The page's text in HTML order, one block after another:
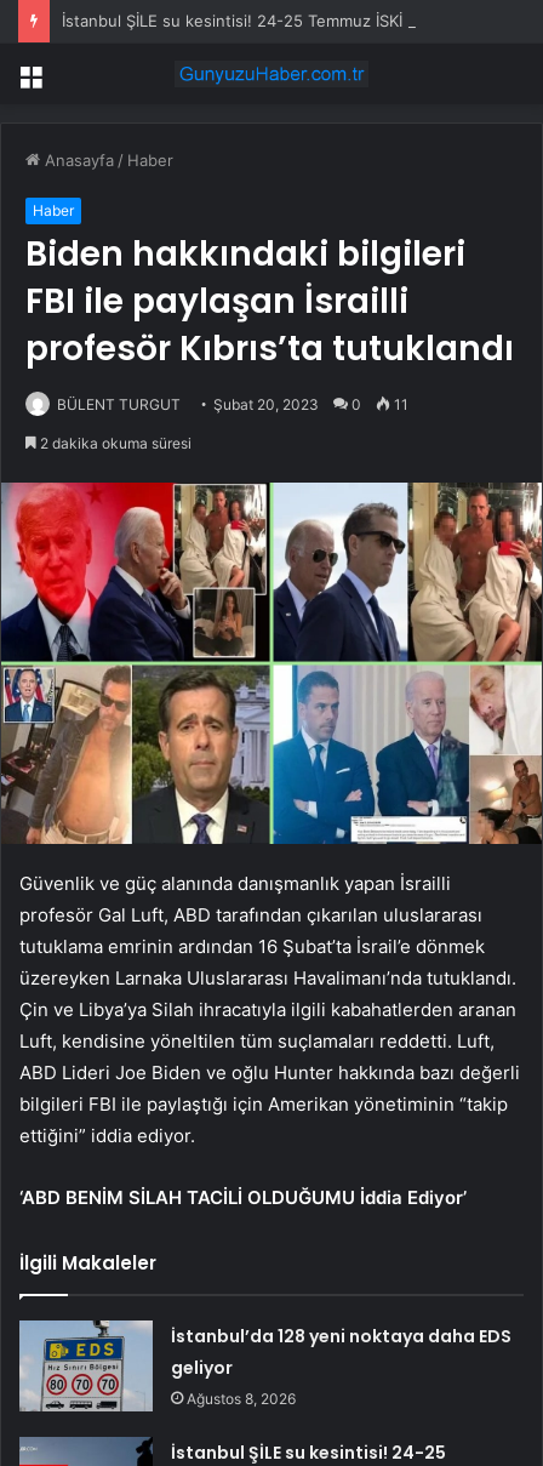
Menü
Anasayfa / Haber
Haber
Biden hakkındaki bilgileri
FBI ile paylaşan İsrailli
profesör Kıbrıs’ta tutuklandı
BÜLENT TURGUT Şubat 20, 2023 0 11
2 dakika okuma süresi
Güvenlik ve güç alanında danışmanlık yapan İsrailli
profesör Gal Luft, ABD tarafından çıkarılan uluslararası
tutuklama emrinin ardından 16 Şubat’ta İsrail’e dönmek
üzereyken Larnaka Uluslararası Havalimanı’nda tutuklandı.
Çin ve Libya’ya Silah ihracatıyla ilgili kabahatlerden aranan
Luft, kendisine yöneltilen tüm suçlamaları reddetti. Luft,
ABD Lideri Joe Biden ve oğlu Hunter hakkında bazı değerli
bilgileri FBI ile paylaştığı için Amerikan yönetiminin “takip
ettiğini” iddia ediyor.
‘ABD BENİM SİLAH TACİLİ OLDUĞUMU İddia Ediyor’
İlgili Makaleler
İstanbul’da 128 yeni noktaya daha EDS
geliyor
Ağustos 8, 2026
İstanbul ŞİLE su kesintisi! 24-25